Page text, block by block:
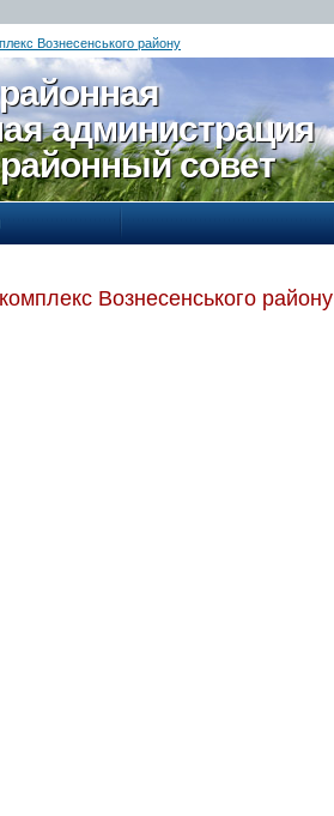
Вознесенського району
администрация
совет
Вознесенського району